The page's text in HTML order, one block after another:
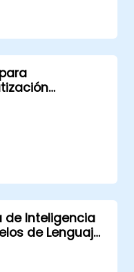
JSON y bases
su utilidad
simples.
los
de Inteligencia
de Lenguaje